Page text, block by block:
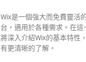
Wix是一個強大而免費靈活
台，適用於各種需求。在這
將深入介紹Wix的基本特性
有更清晰的了解。